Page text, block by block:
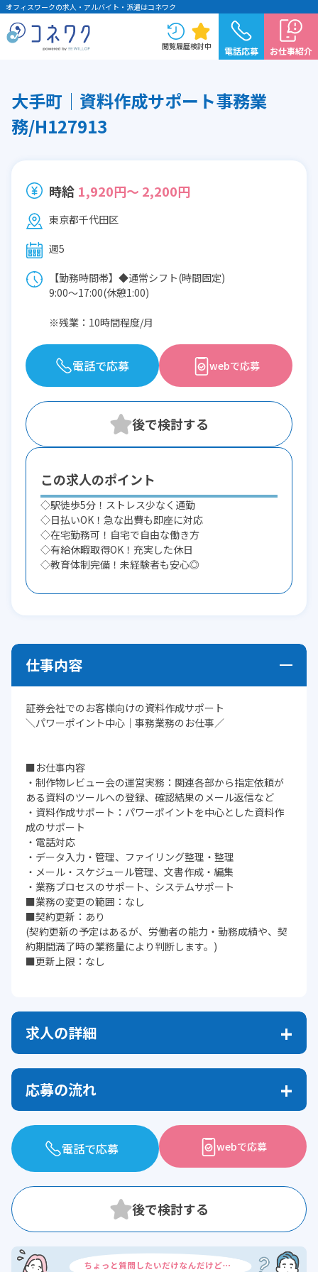
オフィスワークの求人・アルバイト・派遣はコネワク
閲覧履歴検討中 電話応募 お仕事紹介
大手町│資料作成サポート事務業
務/H127913
時給 1,920円～ 2,200円
東京都千代田区
週5
【勤務時間帯】◆通常シフト(時間固定)
9:00〜17:00(休憩1:00)
※残業：10時間程度/月
電話で応募 webで応募
この求人のポイント
◇駅徒歩5分！ストレス少なく通勤
◇日払いOK！急な出費も即座に対応
◇在宅勤務可！自宅で自由な働き方
◇有給休暇取得OK！充実した休日
◇教育体制完備！未経験者も安心◎
仕事内容
証券会社でのお客様向けの資料作成サポート
＼パワーポイント中心｜事務業務のお仕事／
■お仕事内容
・制作物レビュー会の運営実務：関連各部から指定依頼が
ある資料のツールへの登録、確認結果のメール返信など
・資料作成サポート：パワーポイントを中心とした資料作
成のサポート
・電話対応
・データ入力・管理、ファイリング整理・整理
・メール・スケジュール管理、文書作成・編集
・業務プロセスのサポート、システムサポート
■業務の変更の範囲：なし
■契約更新：あり
(契約更新の予定はあるが、労働者の能力・勤務成績や、契
約期間満了時の業務量により判断します。)
■更新上限：なし
求人の詳細
応募の流れ
電話で応募 webで応募